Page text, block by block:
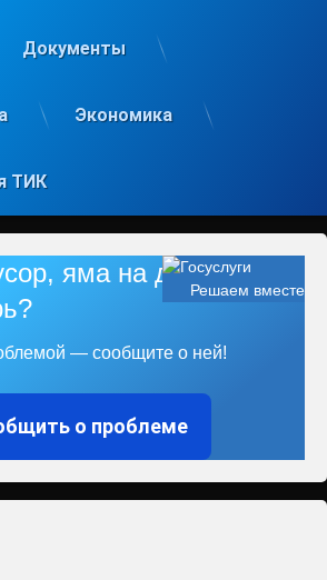
Документы
Экономика
ТИК
Решаем вместе
яма на дороге, не
— сообщите о ней!
о проблеме